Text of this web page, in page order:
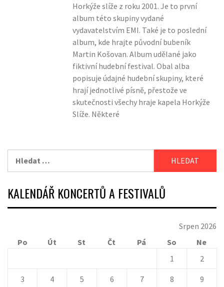
Horkýže slíže z roku 2001. Je to první
album této skupiny vydané
vydavatelstvím EMI. Také je to poslední
album, kde hrajte původní bubeník
Martin Košovan. Album udělané jako
fiktivní hudební festival. Obal alba
popisuje údajné hudební skupiny, které
hrají jednotlivé písně, přestože ve
skutečnosti všechy hraje kapela Horkýže
Slíže. Některé
KALENDÁŘ KONCERTŮ A FESTIVALŮ
Srpen 2026
Po
Út St Čt Pá So
Ne
1
2
3 4 5 6 7 8 9